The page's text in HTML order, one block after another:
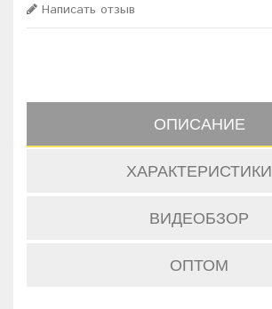
Написать отзыв
ОПИСАНИЕ
ХАРАКТЕРИСТИКИ
ВИДЕОБЗОР
ОПТОМ